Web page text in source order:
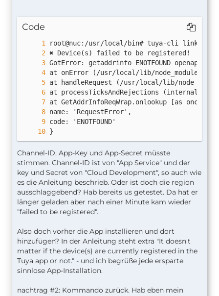
Code
}
Channel-ID, App-Key und App-Secret müsste
stimmen. Channel-ID ist von "App Service" und der
key und Secret von "Cloud Development", so auch wie
es die Anleitung beschrieb. Oder ist doch die region
ausschlaggebend? Hab bereits us getestet. Da hat er
länger geladen aber nach einer Minute kam wieder
"failed to be registered".
Also doch vorher die App installieren und dort
hinzufügen? In der Anleitung steht extra "It doesn't
matter if the device(s) are currently registered in the
Tuya app or not." - und ich begrüße jede ersparte
sinnlose App-Installation.
nachtrag #2: Kommando zurück. Hab eben mein